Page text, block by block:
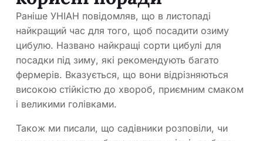
Раніше УНІАН повідомляв, що в листопаді
найкращий час для того, щоб посадити озиму
цибулю. Названо найкращі сорти цибулі для
посадки під зиму, які рекомендують багато
фермерів. Вказується, що вони відрізняються
високою стійкістю до хвороб, приємним смаком
і великими голівками.
Також ми писали, що садівники розповіли, чи